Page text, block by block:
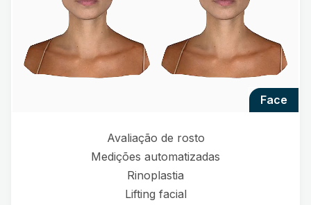
face
Avaliação de rosto
Medições automatizadas
Rinoplastia
Lifting facial